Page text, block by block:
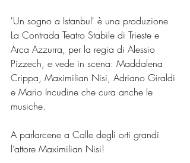
'Un sogno a Istanbul' è una produzione
La Contrada Teatro Stabile di Trieste e
Arca Azzurra, per la regia di Alessio
Pizzech, e vede in scena: Maddalena
Crippa, Maximilian Nisi, Adriano Giraldi
e Mario Incudine che cura anche le
musiche.
A parlarcene a Calle degli orti grandi
l’attore Maximilian Nisi!